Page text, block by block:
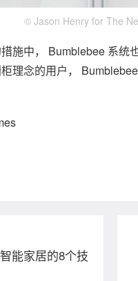
© Jason Henry for The
施中， Bumblebee 系统
理念的用户，
能家居的8个技